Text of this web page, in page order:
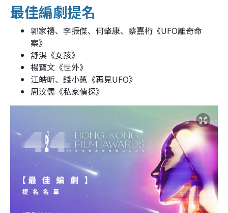
最佳編劇提名
郭家禧、李振傑、何肇康、蔡嘉桁《UFO離奇命
案》
舒淇《女孩》
楊寶文《世外》
江皓昕、錢小蕙《再見UFO》
周汶儒《私家偵探》